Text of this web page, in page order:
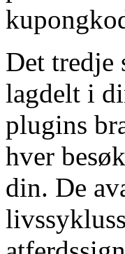
Det tredje
lagdelt i
plugins
hver
din. De